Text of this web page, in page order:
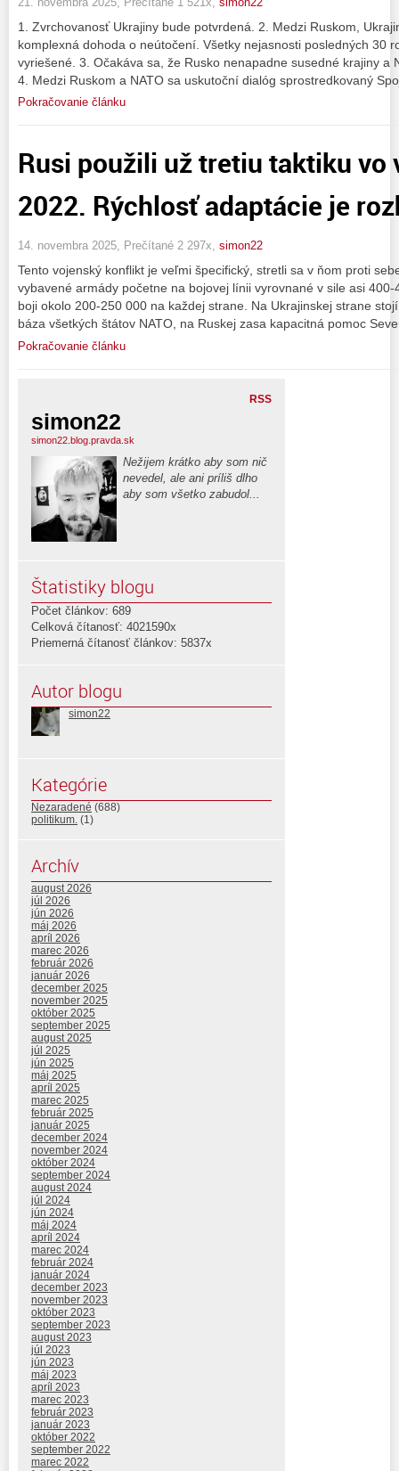
1. Zvrchovanosť Ukrajiny bude potvrdená. 2. Medzi Ruskom,
komplexná dohoda o neútočení. Všetky nejasnosti posledných 30
vyriešené. 3. Očakáva sa, že Rusko nenapadne susedné krajiny a
4. Medzi Ruskom a NATO sa uskutoční dialóg sprostredkovaný
Pokračovanie článku
Rusi použili už tretiu taktiku vo
2022. Rýchlosť adaptácie je
14. novembra 2025, Prečítané 2 297x, simon22
Tento vojenský konflikt je veľmi špecifický, stretli sa v ňom proti
vybavené armády početne na bojovej línii vyrovnané v sile asi
boji okolo 200-250 000 na každej strane. Na Ukrajinskej strane
báza všetkých štátov NATO, na Ruskej zasa kapacitná pomoc
Pokračovanie článku
RSS
simon22
simon22.blog.pravda.sk
Nežijem krátko aby som nič
nevedel, ale ani príliš dlho
aby som všetko zabudol...
Štatistiky blogu
Počet článkov: 689
Celková čítanosť: 4021590x
Priemerná čítanosť článkov: 5837x
Autor blogu
simon22
Kategórie
Nezaradené (688)
politikum. (1)
Archív
august 2026
júl 2026
jún 2026
máj 2026
apríl 2026
marec 2026
február 2026
január 2026
december 2025
november 2025
október 2025
september 2025
august 2025
júl 2025
jún 2025
máj 2025
apríl 2025
marec 2025
február 2025
január 2025
december 2024
november 2024
október 2024
september 2024
august 2024
júl 2024
jún 2024
máj 2024
apríl 2024
marec 2024
február 2024
január 2024
december 2023
november 2023
október 2023
september 2023
august 2023
júl 2023
jún 2023
máj 2023
apríl 2023
marec 2023
február 2023
január 2023
október 2022
september 2022
marec 2022